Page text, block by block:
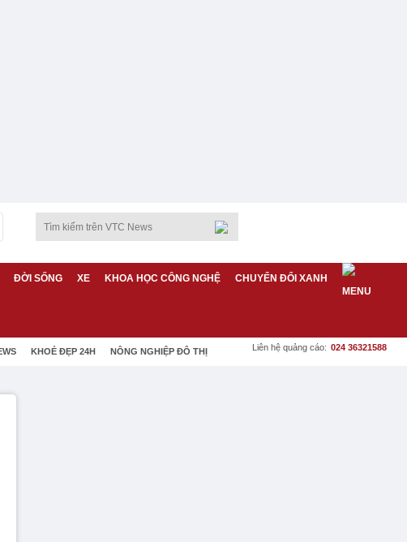
ĐỜI SỐNG XE KHOA HỌC CÔNG NGHỆ CHUYỂN ĐỔI XANH
KHOẺ ĐẸP 24H NÔNG NGHIỆP ĐÔ THỊ Liên hệ quảng cáo: 024 36321588